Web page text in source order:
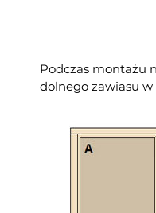
Podczas montażu
dolnego zawiasu w